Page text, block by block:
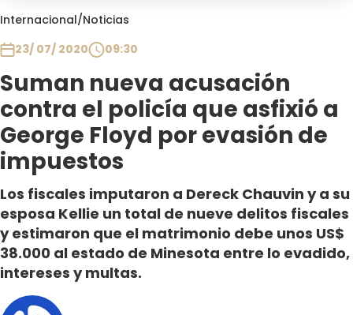
Internacional/Noticias
23/ 07/ 2020
09:30
Suman nueva acusación
contra el policía que asfixió a
George Floyd por evasión de
impuestos
Los fiscales imputaron a Dereck Chauvin y a su
esposa Kellie un total de nueve delitos fiscales
y estimaron que el matrimonio debe unos US$
38.000 al estado de Minesota entre lo evadido,
intereses y multas.
Club De La Comedia
Plan Perfecto
El Tiempo
Sabingo
Todos Los Programas